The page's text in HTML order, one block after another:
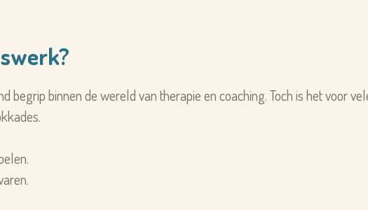
begrip binnen de wereld van therapie en coaching. Toch is het voor